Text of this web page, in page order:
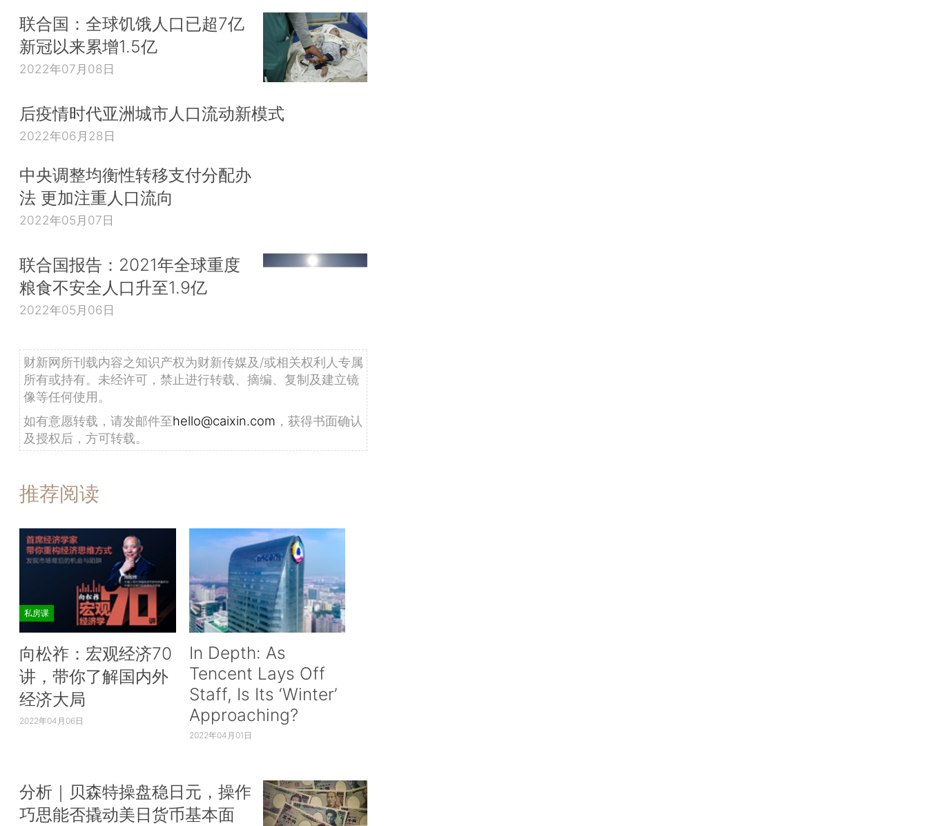
联合国：全球饥饿人口已超7亿
新冠以来累增1.5亿
2022年07月08日
后疫情时代亚洲城市人口流动新模式
2022年06月28日
中央调整均衡性转移支付分配办
法 更加注重人口流向
2022年05月07日
联合国报告：2021年全球重度
粮食不安全人口升至1.9亿
2022年05月06日
财新网所刊载内容之知识产权为财新传媒及/或相关权利人专属
所有或持有。未经许可，禁止进行转载、摘编、复制及建立镜
像等任何使用。
如有意愿转载，请发邮件至hello@caixin.com ，获得书面确认
及授权后，方可转载。
推荐阅读
私房课
向松祚：宏观经济70
讲，带你了解国内外
经济大局
2022年04月06日
In Depth: As
Tencent Lays Off
Staff, Is Its ‘Winter’
Approaching?
2022年04月01日
分析｜贝森特操盘稳日元，操作
巧思能否撬动美日货币基本面